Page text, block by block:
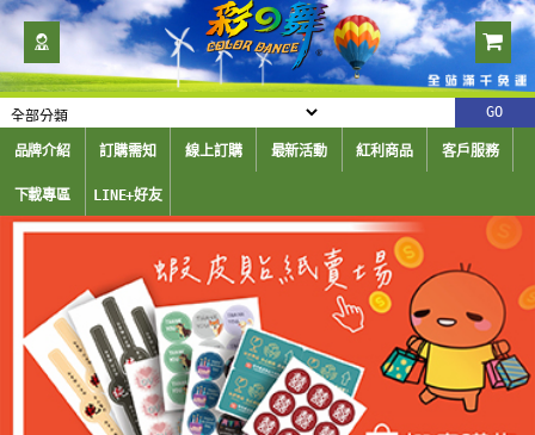
品牌介紹 訂購需知 線上訂購 最新活動 紅利商品 客戶服務
下載專區 LINE+好友